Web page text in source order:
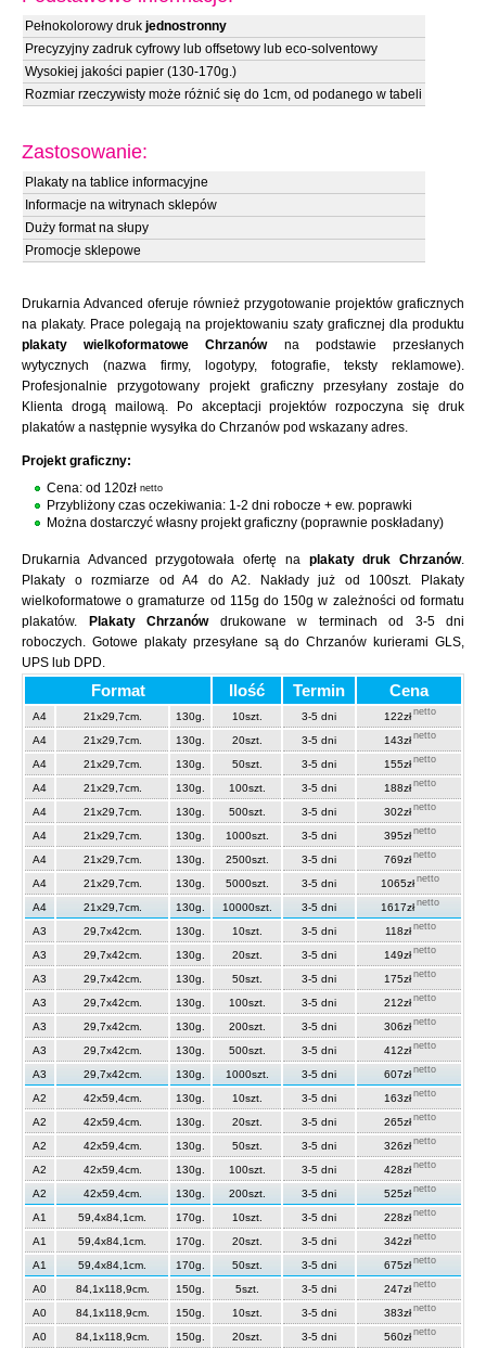
Pełnokolorowy druk jednostronny
Precyzyjny zadruk cyfrowy lub offsetowy lub eco-solventowy
Wysokiej jakości papier (130-170g.)
Rozmiar rzeczywisty może różnić się do 1cm, od podanego w tabeli
Zastosowanie:
Plakaty na tablice informacyjne
Informacje na witrynach sklepów
Duży format na słupy
Promocje sklepowe
Drukarnia Advanced oferuje również przygotowanie projektów graficznych
na plakaty. Prace polegają na projektowaniu szaty graficznej dla produktu
plakaty wielkoformatowe Chrzanówna podstawie przesłanych
wytycznych (nazwa firmy, logotypy, fotografie, teksty reklamowe).
Profesjonalnie przygotowany projekt graficzny przesyłany zostaje do
Klienta drogą mailową. Po akceptacji projektów rozpoczyna się druk
plakatów a następnie wysyłka do Chrzanów pod wskazany adres.
Projekt graficzny:
Cena: od 120zł netto
Przybliżony czas oczekiwania: 1-2 dni robocze + ew. poprawki
Można dostarczyć własny projekt graficzny (poprawnie poskładany)
Drukarnia Advanced przygotowała ofertę na plakaty druk Chrzanów.
Plakaty o rozmiarze od A4 do A2. Nakłady już od 100szt. Plakaty
wielkoformatowe o gramaturze od 115g do 150g w zależności od formatu
plakatów.
Plakaty Chrzanówdrukowane w terminach od 3-5 dni
roboczych. Gotowe plakaty przesyłane są do Chrzanów kurierami GLS,
UPS lub DPD.
Format Ilość Termin Cena
A4 21x29,7cm. 130g. 10szt. 3-5 dni 122zł netto
A4 21x29,7cm. 130g. 20szt. 3-5 dni 143zł netto
A4 21x29,7cm. 130g. 50szt. 3-5 dni 155zł netto
A4 21x29,7cm. 130g. 100szt. 3-5 dni 188zł netto
A4 21x29,7cm. 130g. 500szt. 3-5 dni 302zł netto
A4 21x29,7cm. 130g. 1000szt. 3-5 dni 395zł netto
A4 21x29,7cm. 130g. 2500szt. 3-5 dni 769zł netto
A4 21x29,7cm. 130g. 5000szt. 3-5 dni 1065zł netto
A4 21x29,7cm. 130g. 10000szt. 3-5 dni 1617zł netto
A3 29,7x42cm. 130g. 10szt. 3-5 dni 118zł netto
A3 29,7x42cm. 130g. 20szt. 3-5 dni 149zł netto
A3 29,7x42cm. 130g. 50szt. 3-5 dni 175zł netto
A3 29,7x42cm. 130g. 100szt. 3-5 dni 212zł netto
A3 29,7x42cm. 130g. 200szt. 3-5 dni 306zł netto
A3 29,7x42cm. 130g. 500szt. 3-5 dni 412zł netto
A3 29,7x42cm. 130g. 1000szt. 3-5 dni 607zł netto
A2 42x59,4cm. 130g. 10szt. 3-5 dni 163zł netto
A2 42x59,4cm. 130g. 20szt. 3-5 dni 265zł netto
A2 42x59,4cm. 130g. 50szt. 3-5 dni 326zł netto
A2 42x59,4cm. 130g. 100szt. 3-5 dni 428zł netto
A2 42x59,4cm. 130g. 200szt. 3-5 dni 525zł netto
A1 59,4x84,1cm. 170g. 10szt. 3-5 dni 228zł netto
A1 59,4x84,1cm. 170g. 20szt. 3-5 dni 342zł netto
A1 59,4x84,1cm. 170g. 50szt. 3-5 dni 675zł netto
A0 84,1x118,9cm. 150g. 5szt. 3-5 dni 247zł netto
A0 84,1x118,9cm. 150g. 10szt. 3-5 dni 383zł netto
A0 84,1x118,9cm. 150g. 20szt. 3-5 dni 560zł netto